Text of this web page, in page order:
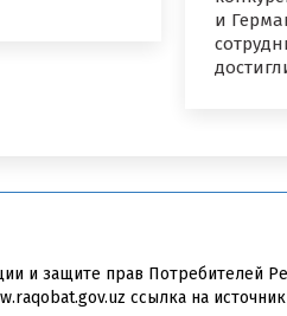
и
и защите прав Потребителей
ссылка на